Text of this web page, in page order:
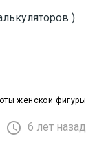
)
женской фигуры
 6 лет назад